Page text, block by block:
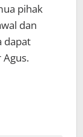
pihak
dan
dapat
Agus.